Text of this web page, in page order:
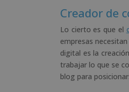
Creador de
Lo cierto es que el
empresas
digital es la
trabajar lo que se
blog para